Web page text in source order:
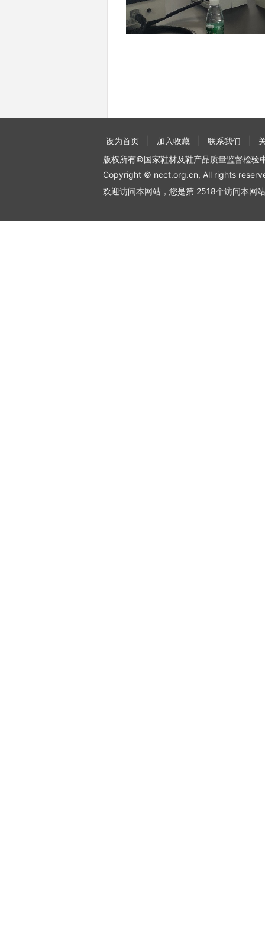
设为首页 加入收藏 联系我们
版权所有©国家鞋材及鞋产品质量监督检验
Copyright © ncct.org.cn, All rights
欢迎访问本网站，您是第 2518个访问本网